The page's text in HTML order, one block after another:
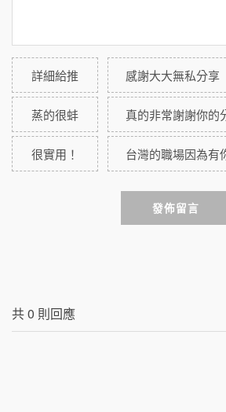
詳細給推 感謝大大無私分享
蒸的很蚌 真的非常謝謝你的
很實用！ 台灣的職場因為有
發佈留言
共0 則回應